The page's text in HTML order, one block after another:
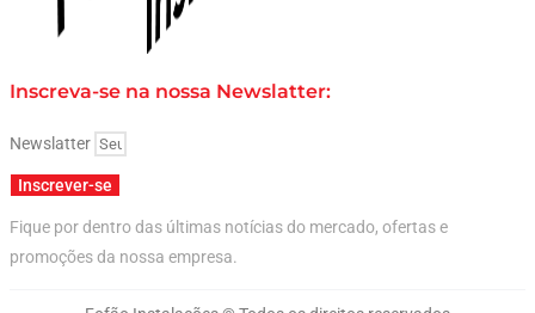
Inscreva-se na nossa Newslatter:
Newslatter
Inscrever-se
Fique por dentro das últimas notícias do mercado, ofertas e
promoções da nossa empresa.